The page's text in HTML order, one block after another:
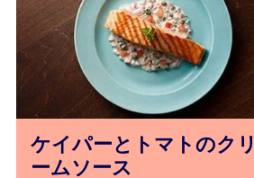
ケイパーとトマトのクリ
ームソース